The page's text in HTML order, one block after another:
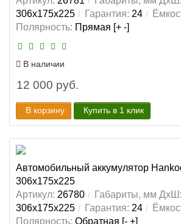
306x175x225
Гарантия: 24
Полярность: Прямая [+ -]
В наличии
12 000 руб.
В корзину Купить в 1 клик
Автомобильный аккумулятор
306x175x225
Артикул: 26780
Габариты, мм
306x175x225
Гарантия: 24
Полярность: Обратная [- +]